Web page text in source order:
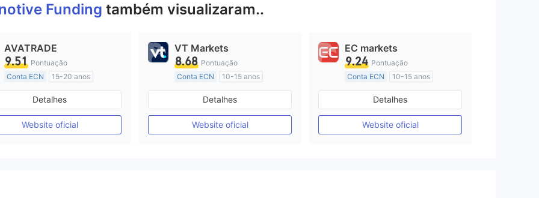
Funding também visualizaram..
AVATRADE
9.51 Pontuação
Conta ECN
15-20 anos
Austrália Regulamento
Market Marketing (MM)
Etiqueta principal MT4
Detalhes
Website oficial
VT Markets
8.68 Pontuação
Conta ECN
10-15 anos
Austrália Regulamento
Market Marketing (MM)
Etiqueta principal MT4
Detalhes
Website oficial
EC markets
9.24 Pontuação
Conta ECN
10-15 anos
Austrália Regulamento
Market Marketing (MM)
Etiqueta principal MT4
Detalhes
Website oficial